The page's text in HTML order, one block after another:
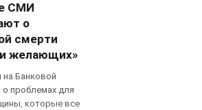
СМИ
о
смерти
желающих»
на Банковой
проблемах для
которые все